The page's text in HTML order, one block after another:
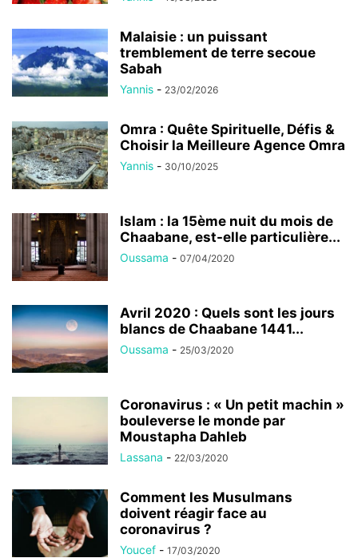
Malaisie : un puissant
tremblement de terre secoue
Sabah
Yannis - 23/02/2026
Omra : Quête Spirituelle, Défis &
Choisir la Meilleure Agence Omra
Yannis - 30/10/2025
Islam : la 15ème nuit du mois de
Chaabane, est-elle particulière...
Oussama - 07/04/2020
Avril 2020 : Quels sont les jours
blancs de Chaabane 1441...
Oussama - 25/03/2020
Coronavirus : « Un petit machin »
bouleverse le monde par
Moustapha Dahleb
Lassana - 22/03/2020
Comment les Musulmans
doivent réagir face au
coronavirus ?
Youcef - 17/03/2020